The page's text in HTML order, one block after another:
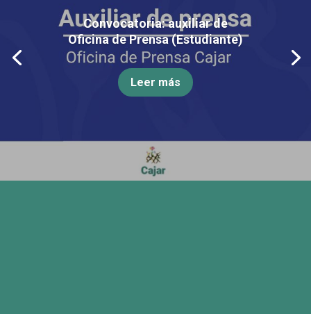
Convocatoria: auxiliar de
Oficina de Prensa (Estudiante)
Leer más